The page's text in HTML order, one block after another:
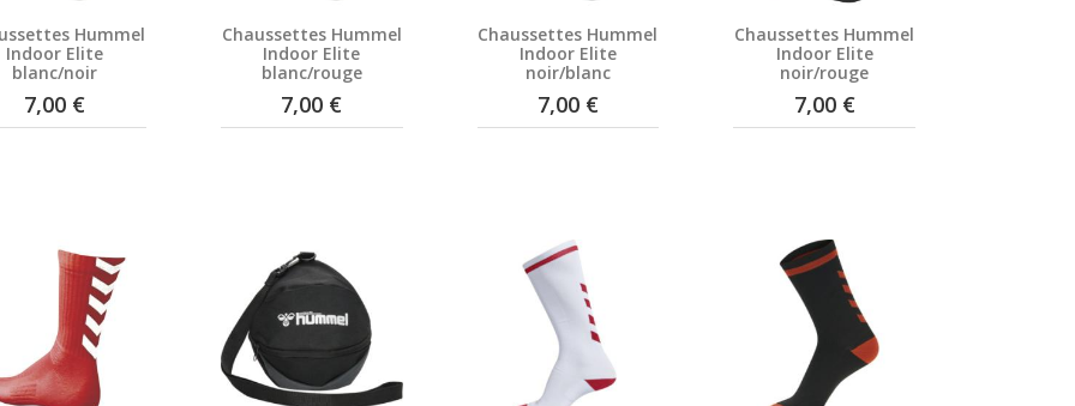
Hummel
Indoor Elite
blanc/noir
7,00 €
Chaussettes Hummel
Indoor Elite
blanc/rouge
7,00 €
Chaussettes Hummel
Indoor Elite
noir/blanc
7,00 €
Chaussettes Hummel
Indoor Elite
noir/rouge
7,00 €